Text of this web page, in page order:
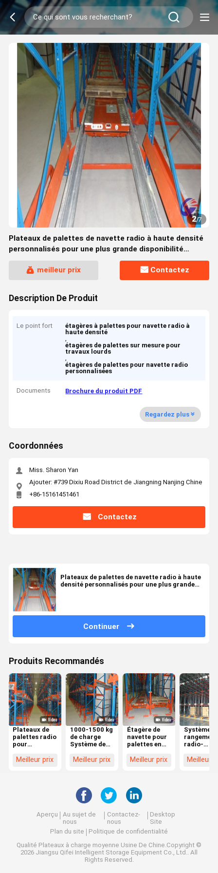
2/7
Plateaux de palettes de navette radio à haute densité
personnalisés pour une plus grande disponibilité
meilleur prix
Contactez
Description De Produit
Le point fort
étagères à palettes pour navette radio à
haute densité
,
étagères de palettes sur mesure pour
travaux lourds
,
étagères de palettes pour navette radio
personnalisées
Documents Brochure du produit PDF
Regardez plus
Coordonnées
Miss. Sharon Yan
Ajouter: #739 Dixiu Road District de Jiangning Nanjing Chine
+86-15161451461
Contactez
Plateaux de palettes de navette radio à haute
densité personnalisés pour une plus grande
Continuer
Produits Recommandés
Plateaux de
palettes radio
pour
stockage sur
Meilleur prix
1000-1500 kg
de charge
Système de
radio-
industrielles
réglables
Meilleur prix
Étagère de
navette pour
palettes en
système de
navette radio.
Meilleur prix
Système
radio-
palettes de
Meilleur
Aperçu
Au sujet de
nous
Contactez-
nous
Desktop
Site
Plan du site
Politique de confidentialité
Qualité Plateaux à charge moyenne Usine De Chine.Copyright ©
2026 Jiangsu Qifei Intelligent Storage Equipment Co., Ltd.. All
Rights Reserved.